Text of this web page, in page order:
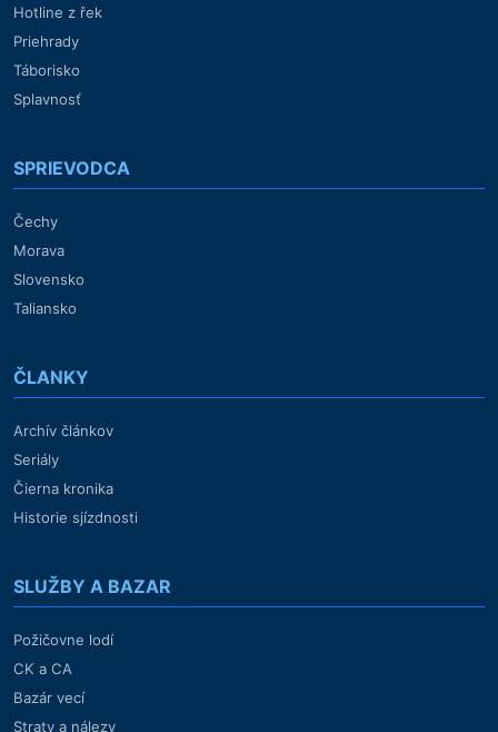
Hotline z řek
Priehrady
Táborisko
Splavnosť
SPRIEVODCA
Čechy
Morava
Slovensko
Taliansko
ČLANKY
Archív článkov
Seriály
Čierna kronika
Historie sjízdnosti
SLUŽBY A BAZAR
Požičovne lodí
CK a CA
Bazár vecí
Straty a nálezy